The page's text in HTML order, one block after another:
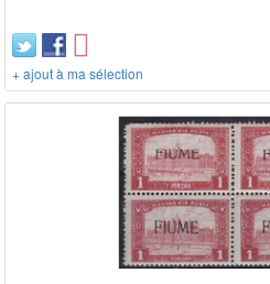
+ ajout à ma sélection